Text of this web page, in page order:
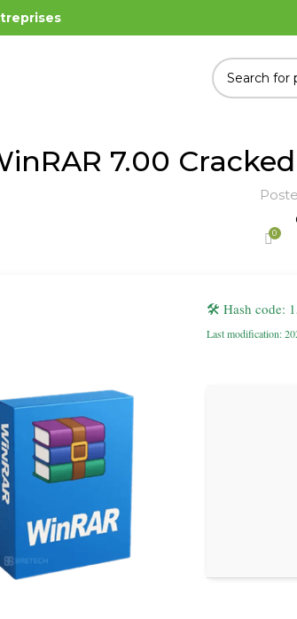
7.00
0
🛠 Hash code:
Last modification: